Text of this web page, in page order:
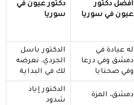
افضل دكتور
عيون في سوريا
دكتور عيون في
سوريا
له عيادة في
دمشق وفي درعا
وفي صحنايا
الدكتور باسل
الجردي. نعرضه
لك في البداية
دمشق، المزة
الدكتور إياد
شدود